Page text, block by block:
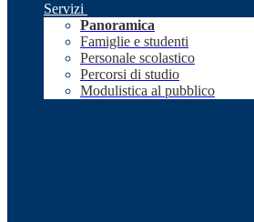
Servizi
Panoramica
Famiglie e studenti
Personale scolastico
Percorsi di studio
Modulistica al pubblico